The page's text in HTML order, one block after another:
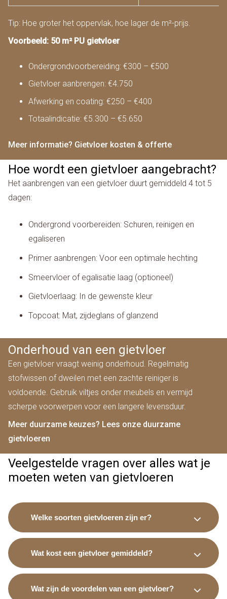
Tip: Hoe groter het oppervlak, hoe lager de m²-prijs.
Voorbeeld: 50 m² PU gietvloer
Ondergrondvoorbereiding: €300 – €500
Gietvloer aanbrengen: €4.750
Afwerking en coating: €250 – €400
Totaalindicatie: €5.300 – €5.650
Meer informatie? Gietvloer kosten & offerte
Hoe wordt een gietvloer aangebracht?
Het aanbrengen van een gietvloer duurt gemiddeld 4 tot 5
dagen:
Ondergrond voorbereiden: Schuren, reinigen en
egaliseren
Primer aanbrengen: Voor een optimale hechting
Smeervloer of egalisatie laag (optioneel)
Gietvloerlaag: In de gewenste kleur
Topcoat: Mat, zijdeglans of glanzend
Onderhoud van een gietvloer
Een gietvloer vraagt weinig onderhoud. Regelmatig
stofwissen of dweilen met een zachte reiniger is
voldoende. Gebruik viltjes onder meubels en vermijd
scherpe voorwerpen voor een langere levensduur.
Meer duurzame keuzes? Lees onze duurzame
gietvloeren
Veelgestelde vragen over alles wat je
moeten weten van gietvloeren
Welke soorten gietvloeren zijn er?
Wat kost een gietvloer gemiddeld?
Wat zijn de voordelen van een gietvloer?